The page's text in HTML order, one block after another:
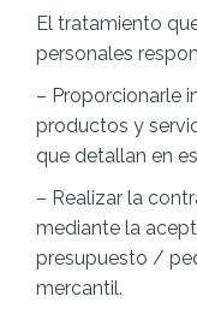
El tratamiento
personales
– Proporcionarle
productos y
que detallan en
– Realizar la
mediante la
presupuesto /
mercantil.